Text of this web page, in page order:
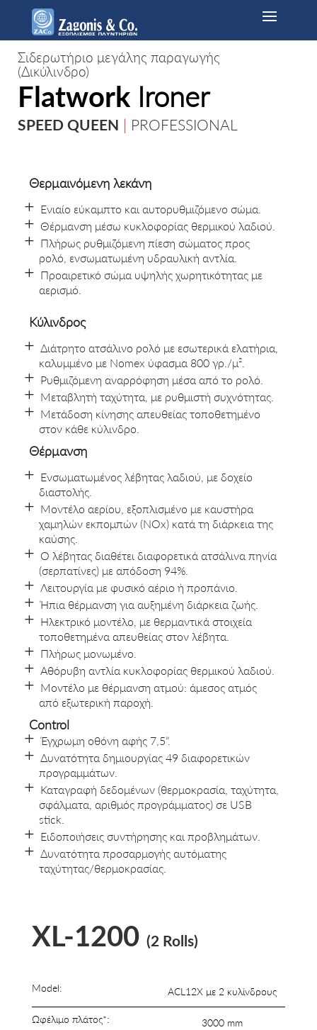
Σιδερωτήριο μεγάλης παραγωγής
(Δικύλινδρο)
Flatwork Ironer
SPEED QUEEN | PROFESSIONAL
Θερμαινόμενη λεκάνη
Ενιαίο εύκαμπτο και αυτορυθμιζόμενο σώμα.
Θέρμανση μέσω κυκλοφορίας θερμικού λαδιού.
Πλήρως ρυθμιζόμενη πίεση σώματος προς
ρολό, ενσωματωμένη υδραυλική αντλία.
Προαιρετικό σώμα υψηλής χωρητικότητας με
αερισμό.
Κύλινδρος
Διάτρητο ατσάλινο ρολό με εσωτερικά ελατήρια,
καλυμμένο με Nomex ύφασμα 800 γρ./μ².
Ρυθμιζόμενη αναρρόφηση μέσα από το ρολό.
Μεταβλητή ταχύτητα, με ρυθμιστή συχνότητας.
Μετάδοση κίνησης απευθείας τοποθετημένο
στον κάθε κύλινδρο.
Θέρμανση
Ενσωματωμένος λέβητας λαδιού, με δοχείο
διαστολής.
Μοντέλο αερίου, εξοπλισμένο με καυστήρα
χαμηλών εκπομπών (NOx) κατά τη διάρκεια της
καύσης.
Ο λέβητας διαθέτει διαφορετικά ατσάλινα πηνία
(σερπατίνες) με απόδοση 94%.
Λειτουργία με φυσικό αέριο ή προπάνιο.
Ήπια θέρμανση για αυξημένη διάρκεια ζωής.
Ηλεκτρικό μοντέλο, με θερμαντικά στοιχεία
τοποθετημένα απευθείας στον λέβητα.
Πλήρως μονωμένο.
Αθόρυβη αντλία κυκλοφορίας θερμικού λαδιού.
Μοντέλο με θέρμανση ατμού: άμεσος ατμός
από εξωτερική παροχή.
Control
Έγχρωμη οθόνη αφής 7,5”.
Δυνατότητα δημιουργίας 49 διαφορετικών
προγραμμάτων.
Καταγραφή δεδομένων (θερμοκρασία, ταχύτητα,
σφάλματα, αριθμός προγράμματος) σε USB
stick.
Ειδοποιήσεις συντήρησης και προβλημάτων.
Δυνατότητα προσαρμογής αυτόματης
ταχύτητας/θερμοκρασίας.
XL-1200 (2 Rolls)
Model:
Ωφέλιμο πλάτος*:
ACL12X με 2 κυλίνδρους
3000 mm